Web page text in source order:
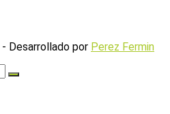
- Desarrollado por Perez Fermin